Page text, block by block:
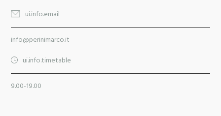
ui.info.email
info@perinimarco.it
ui.info.timetable
9.00-19.00